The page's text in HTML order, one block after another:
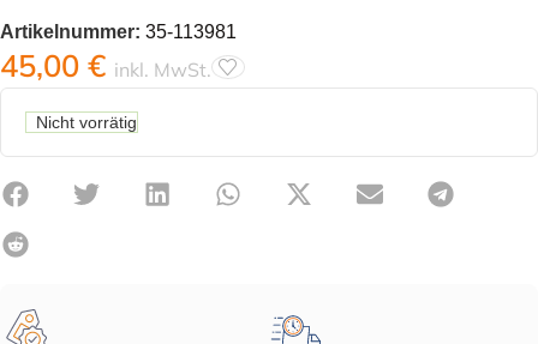
Artikelnummer: 35-113981
45,00 € inkl. MwSt.
Nicht vorrätig